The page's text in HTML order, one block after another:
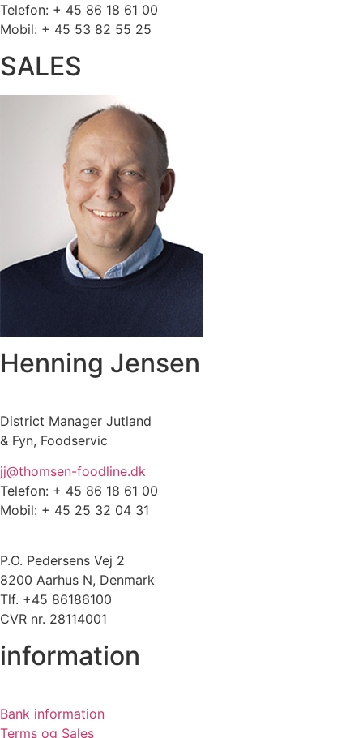
Telefon: + 45 86 18 61 00
Mobil: + 45 53 82 55 25
SALES
Henning Jensen
District Manager Jutland
& Fyn, Foodservic
jj@thomsen-foodline.dk
Telefon: + 45 86 18 61 00
Mobil: + 45 25 32 04 31
P.O. Pedersens Vej 2
8200 Aarhus N, Denmark
Tlf. +45 86186100
CVR nr. 28114001
information
Bank information
Terms og Sales